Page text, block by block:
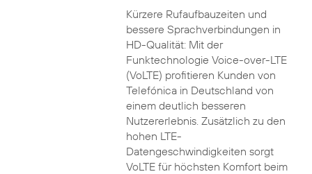
Kürzere Rufaufbauzeiten und
bessere Sprachverbindungen in
HD-Qualität: Mit der
Funktechnologie Voice-over-LTE
(VoLTE) profitieren Kunden von
Telefónica in Deutschland von
einem deutlich besseren
Nutzererlebnis. Zusätzlich zu den
hohen LTE-
Datengeschwindigkeiten sorgt
VoLTE für höchsten Komfort beim